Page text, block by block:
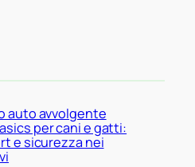
auto avvolgente
per cani e gatti:
e sicurezza nei